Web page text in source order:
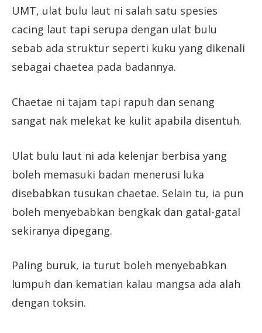
UMT, ulat bulu laut ni salah satu spesies
cacing laut tapi serupa dengan ulat bulu
sebab ada struktur seperti kuku yang dikenali
sebagai chaetea pada badannya.
Chaetae ni tajam tapi rapuh dan senang
sangat nak melekat ke kulit apabila disentuh.
Ulat bulu laut ni ada kelenjar berbisa yang
boleh memasuki badan menerusi luka
disebabkan tusukan chaetae. Selain tu, ia pun
boleh menyebabkan bengkak dan gatal-gatal
sekiranya dipegang.
Paling buruk, ia turut boleh menyebabkan
lumpuh dan kematian kalau mangsa ada alah
dengan toksin.